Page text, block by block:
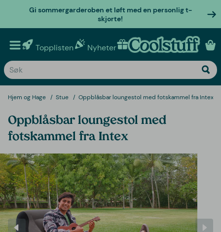
Gi sommergarderoben et løft med en personlig t-
skjorte!
Topplisten Nyheter Personlige gaver
Hjem og Hage Stue Oppblåsbar loungestol med fotskammel fra Intex
Oppblåsbar loungestol med
fotskammel fra Intex